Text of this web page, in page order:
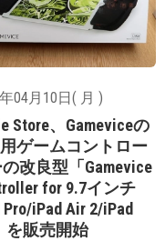
04月10日( 月 )
Store、Gameviceの
ゲームコントロー
改良型「Gamevice
for 9.7インチ
Pro/iPad Air 2/iPad
を販売開始